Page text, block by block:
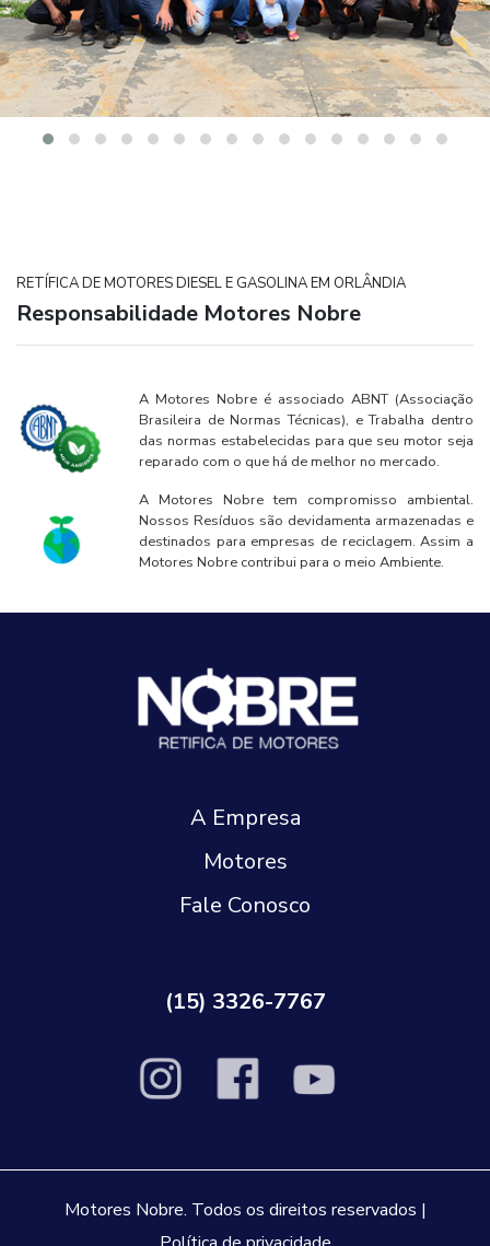
RETÍFICA DE MOTORES DIESEL E GASOLINA EM ORLÂNDIA
Responsabilidade Motores Nobre
A Motores Nobre é associado ABNT (Associação
Brasileira de Normas Técnicas), e Trabalha dentro
das normas estabelecidas para que seu motor seja
reparado com o que há de melhor no mercado.
A Motores Nobre tem compromisso ambiental.
Nossos Resíduos são devidamenta armazenadas e
destinados para empresas de reciclagem. Assim a
Motores Nobre contribui para o meio Ambiente.
A Empresa
Motores
Fale Conosco
(15) 3326-7767
Motores Nobre. Todos os direitos reservados |